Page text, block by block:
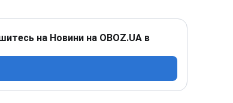
на Новини на OBOZ.UA в